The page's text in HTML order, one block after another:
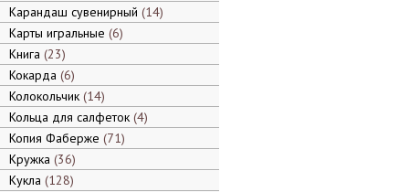
Карандаш сувенирный 14
Карты игральные 6
Книга 23
Кокарда 6
Колокольчик 14
Кольца для салфеток 4
Копия Фаберже 71
Кружка 36
Кукла 128